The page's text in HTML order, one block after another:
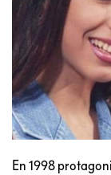
En 1998